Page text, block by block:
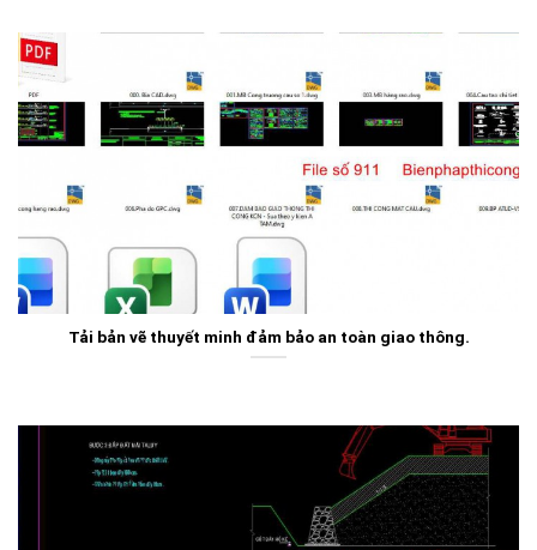
Tải bản vẽ thuyết minh đảm bảo an toàn giao thông.